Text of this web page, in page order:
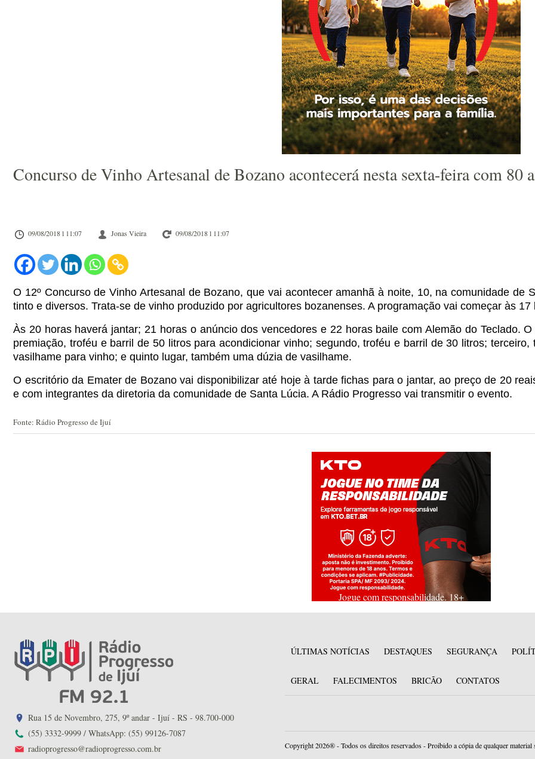
Concurso de Vinho Artesanal de Bozano acontecerá nesta sexta-feira com 80
09/08/2018 l 11:07 Jonas Vieira 09/08/2018 l 11:07
O 12º Concurso de Vinho Artesanal de Bozano, que vai acontecer amanhã à noite, 10, na comunidade de
tinto e diversos. Trata-se de vinho produzido por agricultores bozanenses. A programação vai começar às
Às 20 horas haverá jantar; 21 horas o anúncio dos vencedores e 22 horas baile com Alemão do Teclado. O
premiação, troféu e barril de 50 litros para acondicionar vinho; segundo, troféu e barril de 30 litros;
vasilhame para vinho; e quinto lugar, também uma dúzia de vasilhame.
O escritório da Emater de Bozano vai disponibilizar até hoje à tarde fichas para o jantar, ao preço de 20
e com integrantes da diretoria da comunidade de Santa Lúcia. A Rádio Progresso vai transmitir o evento.
Fonte: Rádio Progresso de Ijuí
Jogue com responsabilidade. 18+
Rua 15 de Novembro, 275, 9º andar - Ijuí - RS - 98.700-000
(55) 3332-9999 / WhatsApp: (55) 99126-7087
radioprogresso@radioprogresso.com.br
ÚLTIMAS NOTÍCIAS DESTAQUES SEGURANÇA
GERAL FALECIMENTOS BRICÃO CONTATOS
Copyright 2026® - Todos os direitos reservados - Proibido a cópia de qualquer material